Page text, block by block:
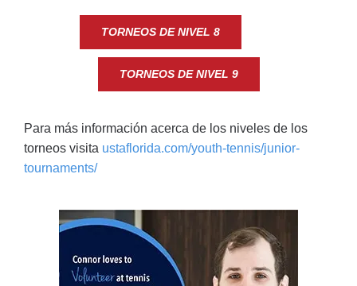
TORNEOS DE NIVEL 8
TORNEOS DE NIVEL 9
Para más información acerca de los niveles de los
torneos visita ustaflorida.com/youth-tennis/junior-
tournaments/